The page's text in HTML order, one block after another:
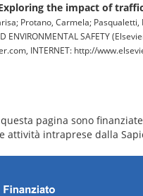
the impact of
Protano, Carmela;
ENVIRONMENTAL SAFETY
INTERNET: http://
pagina sono
attività intraprese dalla